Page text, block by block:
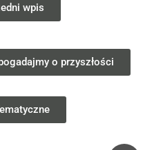
wpis
o przyszłości